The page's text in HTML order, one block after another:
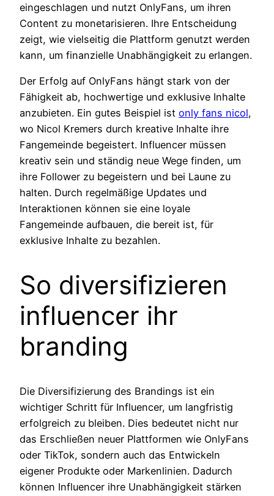
eingeschlagen und nutzt OnlyFans, um ihren
Content zu monetarisieren. Ihre Entscheidung
zeigt, wie vielseitig die Plattform genutzt werden
kann, um finanzielle Unabhängigkeit zu erlangen.
Der Erfolg auf OnlyFans hängt stark von der
Fähigkeit ab, hochwertige und exklusive Inhalte
anzubieten. Ein gutes Beispiel ist only fans nicol,
wo Nicol Kremers durch kreative Inhalte ihre
Fangemeinde begeistert. Influencer müssen
kreativ sein und ständig neue Wege finden, um
ihre Follower zu begeistern und bei Laune zu
halten. Durch regelmäßige Updates und
Interaktionen können sie eine loyale
Fangemeinde aufbauen, die bereit ist, für
exklusive Inhalte zu bezahlen.
So diversifizieren
influencer ihr
branding
Die Diversifizierung des Brandings ist ein
wichtiger Schritt für Influencer, um langfristig
erfolgreich zu bleiben. Dies bedeutet nicht nur
das Erschließen neuer Plattformen wie OnlyFans
oder TikTok, sondern auch das Entwickeln
eigener Produkte oder Markenlinien. Dadurch
können Influencer ihre Unabhängigkeit stärken